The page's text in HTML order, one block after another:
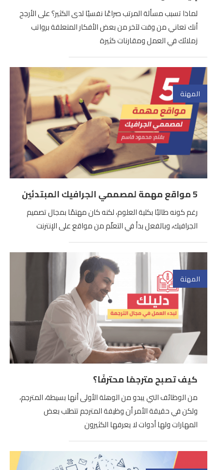
لماذا تسبب مسألة المرتب صراعًا نفسيًا لدى الكثير؟ على الأرجح
أنك تعاني من وقت لآخر من بعض الأفكار المتعلقة برواتب
زملائك في العمل ومقارنات كثيرة
المهنة
5 مواقع مهمة لمصممي الجرافيك المبتدئين
رغم كونه طالبًا بكلية العلوم، لكنه كان مهتمًا بمجال تصميم
الجرافيك، وبالفعل بدأ في التعلّم من مواقع على الإنترنت
المهنة
كيف تصبح مترجمًا محترفًا؟
من الوظائف التي يبدو من الوهلة الأولى أنها بسيطة، المترجم،
ولكن في حقيقة الأمر أن وظيفة المترجم تتطلب بعض
المهارات ولها أدوات لا يعرفها الكثيرون